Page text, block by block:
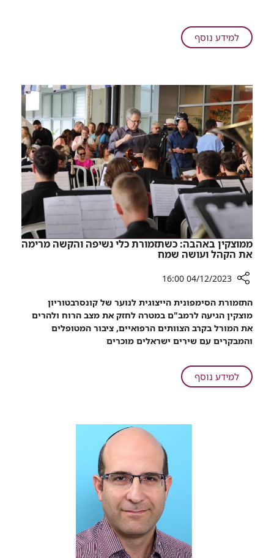
של
טיפול
שנפצעה
קשה,
השתחררה
לשיקום
למידע נוסףעל
מרגש:
שבועות
של
טיפול
ברמב"ם,
החיילת
שנפצעה
קשה,
השתחררה
לשיקום
ממוצקין באהבה: כשתזמורת כלי נשיפה והקשה מרימה
את הקהל ועושה שמח
שיתוף
ממוצקין
באהבה:
כשתזמורת
נשיפה
והקשה
04/12/2023 16:00
התזמורת הסימפונית הייצוגית לנוער של קונסרבטוריון
מוצקין הגיעה לרמב"ם במטרה לחזק את מצב הרוח ולהרים
את המורל בקרב הצוותים הרפואיים, ציבור המטופלים
והמבקרים עם שירים ישראלים מוכרים
למידע נוסףעל
ממוצקין